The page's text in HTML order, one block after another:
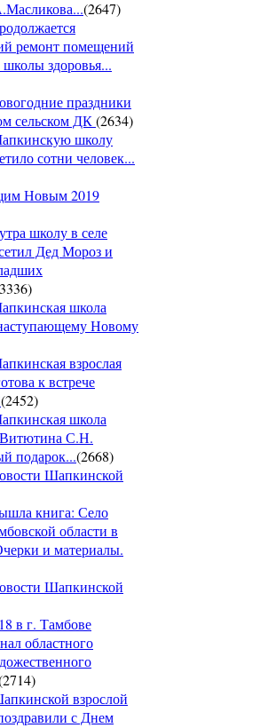
(2647)
ремонт помещений
здоровья...
праздники
сельском ДК(2634)
школу
сотни человек...
Новым 2019
школу в селе
Дед Мороз и
3336)
школа
Новому
взрослая
к встрече
(2452)
школа
С.Н.
подарок...(2668)
Шапкинской
книга: Село
области в
и материалы.
Шапкинской
в г. Тамбове
областного
2714)
взрослой
с Днем